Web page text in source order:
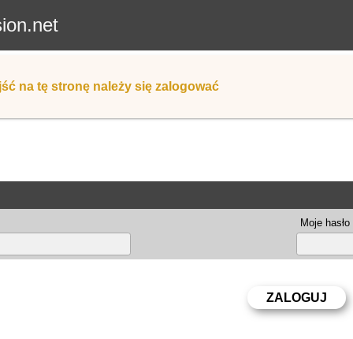
na tę stronę należy się zalogować
Moje hasło